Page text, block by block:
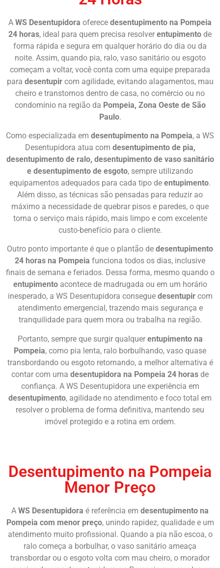
A WS Desentupidora oferece desentupimento na Pompeia
24 horas, ideal para quem precisa resolver entupimento de
forma rápida e segura em qualquer horário do dia ou da
noite. Assim, quando pia, ralo, vaso sanitário ou esgoto
começam a voltar, você conta com uma equipe preparada
para desentupircom agilidade, evitando alagamentos, mau
cheiro e transtornos dentro de casa, no comércio ou no
condomínio na região da Pompeia, Zona Oeste de São
Paulo.
Como especializada em desentupimento na Pompeia, a WS
Desentupidora atua com desentupimento de pia,
desentupimento de ralo, desentupimento de vaso sanitário
e desentupimento de esgoto, sempre utilizando
equipamentos adequados para cada tipo de entupimento.
Além disso, as técnicas são pensadas para reduzir ao
máximo a necessidade de quebrar pisos e paredes, o que
torna o serviço mais rápido, mais limpo e com excelente
custo-benefício para o cliente.
Outro ponto importante é que o plantão de desentupimento
24 horas na Pompeia funciona todos os dias, inclusive
finais de semana e feriados. Dessa forma, mesmo quando o
entupimentoacontece de madrugada ou em um horário
inesperado, a WS Desentupidora consegue desentupircom
atendimento emergencial, trazendo mais segurança e
tranquilidade para quem mora ou trabalha na região.
Portanto, sempre que surgir qualquer entupimento na
Pompeia, como pia lenta, ralo borbulhando, vaso quase
transbordando ou esgoto retornando, a melhor alternativa é
contar com uma desentupidora na Pompeia 24 horas de
confiança. A WS Desentupidora une experiência em
desentupimento, agilidade no atendimento e foco total em
resolver o problema de forma definitiva, mantendo seu
imóvel protegido e a rotina em ordem.
Desentupimento na Pompeia
Menor Preço
A WS Desentupidora é referência em desentupimento na
Pompeia com menor preço, unindo rapidez, qualidade e um
atendimento muito profissional. Quando a pia não escoa, o
ralo começa a borbulhar, o vaso sanitário ameaça
transbordar ou o esgoto volta com mau cheiro, o morador